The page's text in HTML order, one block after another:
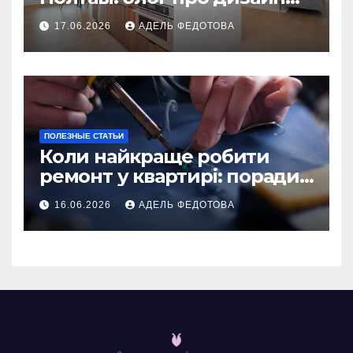
інтер\’єру
17.06.2026 АДЕЛЬ ФЕДОТОВА
ПОЛЕЗНЫЕ СТАТЬИ
Коли найкраще робити
ремонт у квартирі: поради
та особливості 2026
16.06.2026 АДЕЛЬ ФЕДОТОВА